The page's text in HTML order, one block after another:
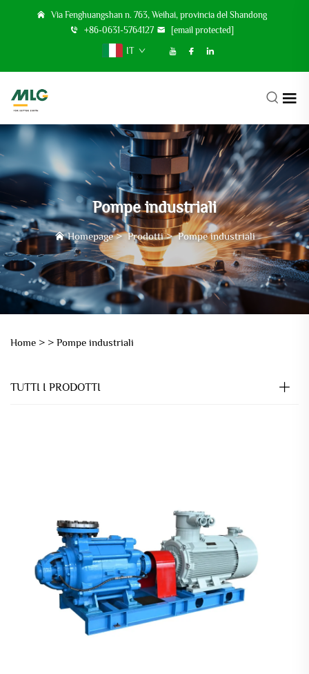
Via Fenghuangshan n. 763, Weihai, provincia del Shandong
+86-0631-5764127
[email protected]
IT
Pompe industriali
Homepage>Prodotti>Pompe industriali
Home > > Pompe industriali
TUTTI I PRODOTTI